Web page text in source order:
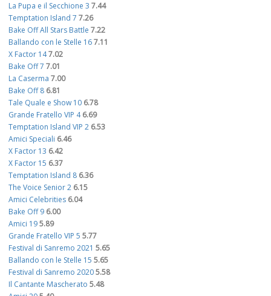
La Pupa e il Secchione 3 7.44
Temptation Island 7 7.26
Bake Off All Stars Battle 7.22
Ballando con le Stelle 167.11
X Factor 147.02
Bake Off 7 7.01
La Caserma 7.00
Bake Off 8 6.81
Tale Quale e Show 10 6.78
Grande Fratello VIP 4 6.69
Temptation Island VIP 2 6.53
Amici Speciali 6.46
X Factor 13 6.42
X Factor 15 6.37
Temptation Island 8 6.36
The Voice Senior 2 6.15
Amici Celebrities 6.04
Bake Off 9 6.00
Amici 195.89
Grande Fratello VIP 5 5.77
Festival di Sanremo 2021 5.65
Ballando con le Stelle 15 5.65
Festival di Sanremo 20205.58
Il Cantante Mascherato 5.48